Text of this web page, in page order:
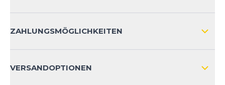
KONTAKT
PRODUKTSICHERHEIT
ZAHLUNGSMÖGLICHKEITEN
VERSANDOPTIONEN